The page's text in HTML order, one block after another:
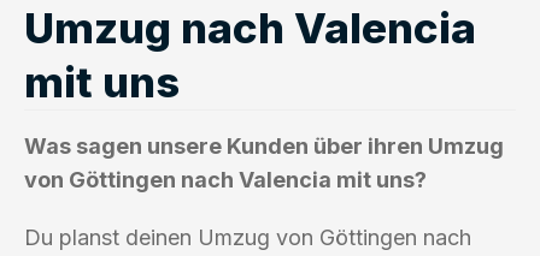
Umzug nach Valencia
mit uns
Was sagen unsere Kunden über ihren Umzug
von Göttingen nach Valencia mit uns?
Du planst deinen Umzug von Göttingen nach